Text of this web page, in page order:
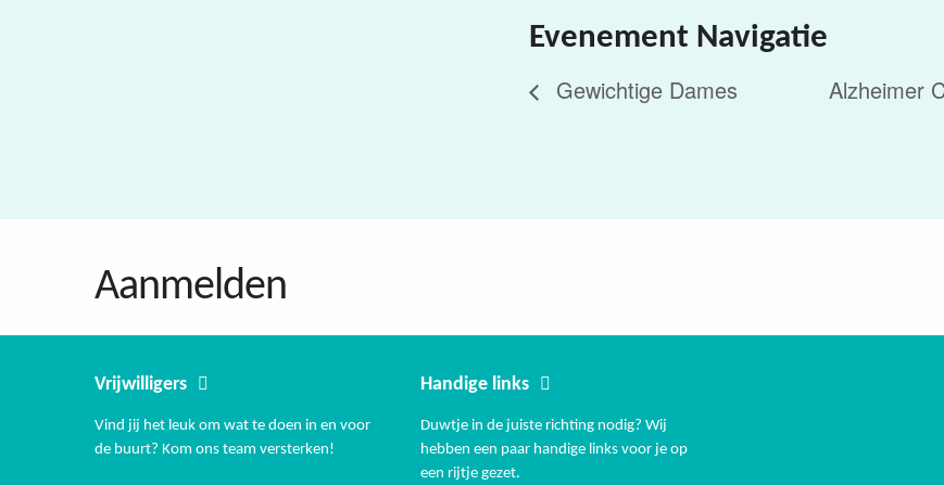
Evenement Navigatie
Gewichtige Dames Alzheimer
Aanmelden
Vrijwilligers
Vind jij het leuk om wat te doen in en voor
de buurt? Kom ons team versterken!
Handige links
Duwtje in de juiste richting nodig? Wij
hebben een paar handige links voor je op
een rijtje gezet.